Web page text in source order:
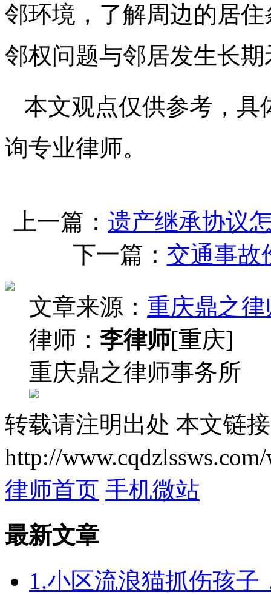
邻环境，了解周边的居
邻权问题与邻居发生长期
本文观点仅供参考，具
询专业律师。
上一篇： 遗产继承协议
下一篇： 交通事故
文章来源： 重庆鼎之
律师： 李律师[重庆]
重庆鼎之律师事务所
转载请注明出处 本文链
http://
律师首页 手机微站
最新文章
1.小区流浪猫抓伤孩子